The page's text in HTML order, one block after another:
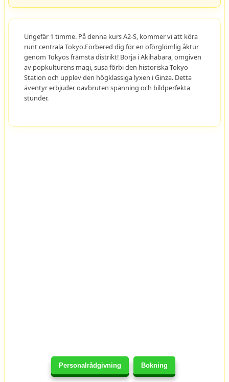
Personalrådgivning Bokning
Ungefär 1 timme. På denna kurs A2-S, kommer vi att köra
runt centrala Tokyo.Förbered dig för en oförglömlig åktur
genom Tokyos främsta distrikt! Börja i Akihabara, omgiven
av popkulturens magi, susa förbi den historiska Tokyo
Station och upplev den högklassiga lyxen i Ginza. Detta
äventyr erbjuder oavbruten spänning och bildperfekta
stunder.